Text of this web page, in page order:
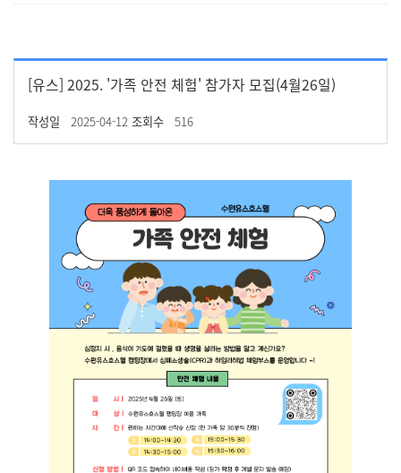
[유스] 2025. '가족 안전 체험' 참가자 모집(4월26일)
작성일 2025-04-12 조회수 516